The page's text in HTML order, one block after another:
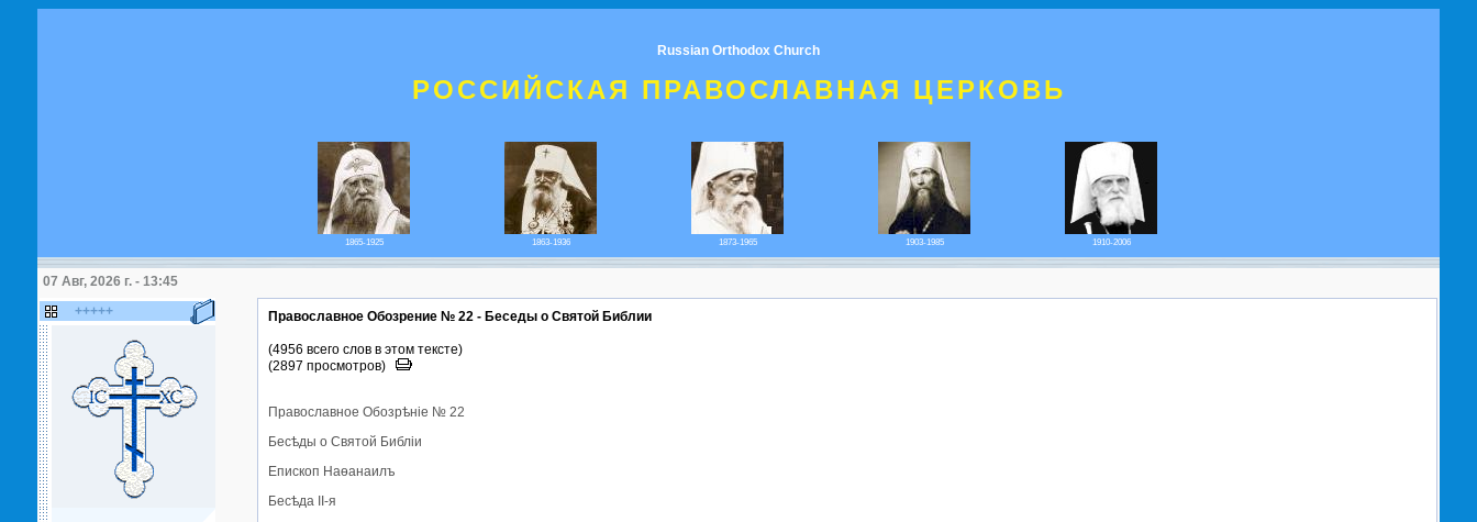
Russian Orthodox Church
РОССИЙСКАЯ ПРАВОСЛАВНАЯ ЦЕРКОВЬ
1865-1925 1863-1936 1873-1965 1903-1985 1910-2006
07 Авг, 2026 г. - 13:45
+++++
Православное Обозрение № 22 - Беседы о Святой Библии
(4956 всего слов в этом тексте)
(2897 просмотров)
Православное Обозрѣнiе № 22
Бесѣды о Святой Библiи
Епископ Наѳанаилъ
Бесѣда II-я